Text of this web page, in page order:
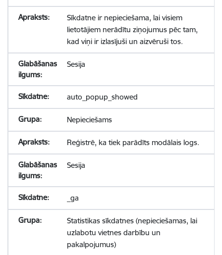
Sīkdatne ir nepieciešama, lai visiem
lietotājiem nerādītu ziņojumus pēc tam,
kad viņi ir izlasījuši un aizvēruši tos.
Sesija
auto_popup_showed
Nepieciešams
Reģistrē, ka tiek parādīts modālais logs.
Sesija
_ga
Statistikas sīkdatnes (nepieciešamas, lai
uzlabotu vietnes darbību un
pakalpojumus)